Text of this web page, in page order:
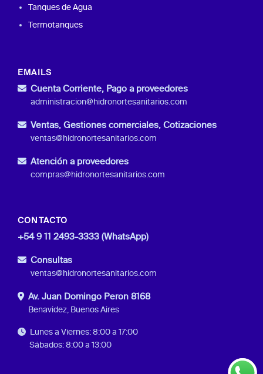
Tanques de Agua
Termotanques
EMAILS
Cuenta Corriente, Pago a proveedores
administracion@hidronortesanitarios.com
Ventas, Gestiones comerciales, Cotizaciones
ventas@hidronortesanitarios.com
Atención a proveedores
compras@hidronortesanitarios.com
CONTACTO
+54 9 11 2493-3333 (WhatsApp)
Consultas
ventas@hidronortesanitarios.com
Av. Juan Domingo Peron 8168
Benavidez, Buenos Aires
Lunes a Viernes: 8:00 a 17:00
Sábados: 8:00 a 13:00